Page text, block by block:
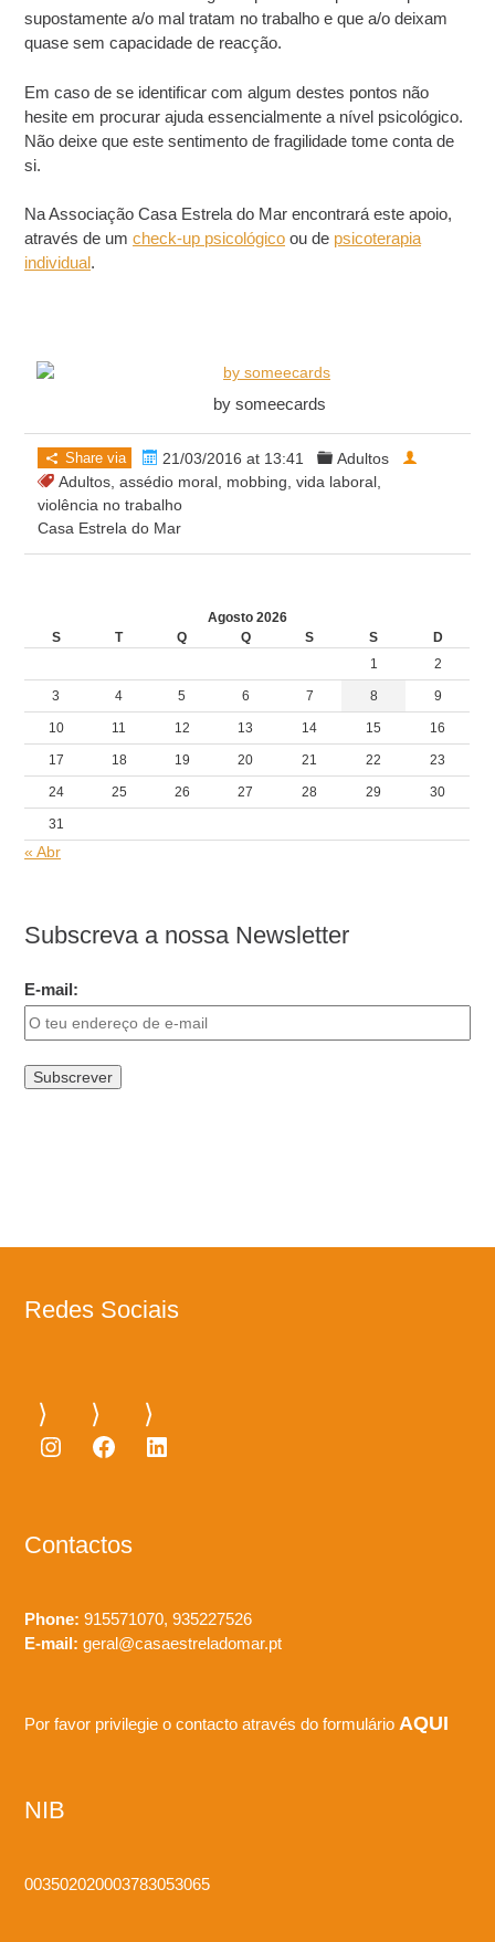
supostamente a/o mal tratam no trabalho e que a/o deixam
quase sem capacidade de reacção.
Em caso de se identificar com algum destes pontos não
hesite em procurar ajuda essencialmente a nível psicológico.
Não deixe que este sentimento de fragilidade tome conta de
si.
Na Associação Casa Estrela do Mar encontrará este apoio,
através de umcheck-up psicológico ou de psicoterapia
individual.
by someecards
Share via 21/03/2016 at 13:41
Adultos
Adultos ,assédio moral mobbing ,vida laboral
violência no trabalho
Casa Estrela do Mar
Agosto 2026
S
T Q Q S S
D
1
2
3 4 5 6 7 8 9
10 11 12 13 14 15 16
17 18 19 20 21 22 23
24 25 26 27 28 29 30
31
« Abr
Subscreva a nossa Newsletter
E-mail:
Redes Sociais
Instagram
Facebook
LinkedIn
Contactos
Phone: 915571070, 935227526
E-mail: geral@casaestreladomar.pt
Por favor privilegie o contacto através do formulário AQUI
NIB
003502020003783053065